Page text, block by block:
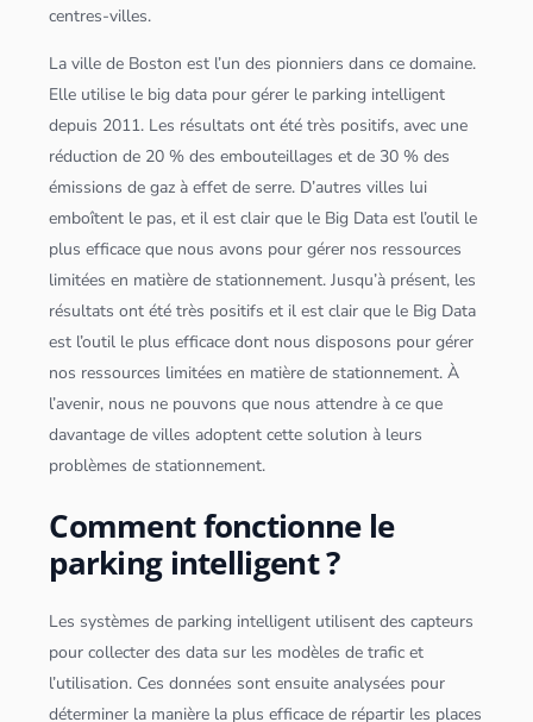
centres-villes.
La ville de Boston est l’un des pionniers dans ce domaine.
Elle utilise le big data pour gérer le parking intelligent
depuis 2011. Les résultats ont été très positifs, avec une
réduction de 20 % des embouteillages et de 30 % des
émissions de gaz à effet de serre. D’autres villes lui
emboîtent le pas, et il est clair que le Big Data est l’outil le
plus efficace que nous avons pour gérer nos ressources
limitées en matière de stationnement. Jusqu’à présent, les
résultats ont été très positifs et il est clair que le Big Data
est l’outil le plus efficace dont nous disposons pour gérer
nos ressources limitées en matière de stationnement. À
l’avenir, nous ne pouvons que nous attendre à ce que
davantage de villes adoptent cette solution à leurs
problèmes de stationnement.
Comment fonctionne le
parking intelligent ?
Les systèmes de parking intelligent utilisent des capteurs
pour collecter des data sur les modèles de trafic et
l’utilisation. Cesdonnées sont ensuite analysées pour
déterminer la manière la plus efficace de répartir les places